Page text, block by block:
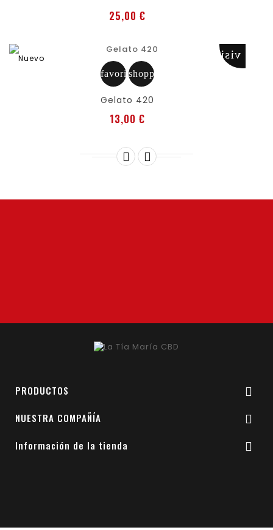
25,00 €
Nuevo
favoriteshopping_cart
visibility
Gelato 420
13,00 €
 
PRODUCTOS

NUESTRA COMPAÑÍA

Información de la tienda
